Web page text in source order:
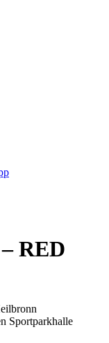
RED
Sportparkhalle